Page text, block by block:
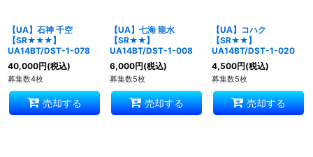
【UA】石神 千空
【SR★★★】
UA14BT/DST-1-078
40,000円(税込)
募集数4枚
売却する
【UA】七海 龍水
【SR★★】
UA14BT/DST-1-008
6,000円(税込)
募集数5枚
売却する
【UA】コハク
【SR★★】
UA14BT/DST-1-020
4,500円(税込)
募集数5枚
売却する